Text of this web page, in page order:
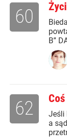
B”
60
Jeśli
a
62